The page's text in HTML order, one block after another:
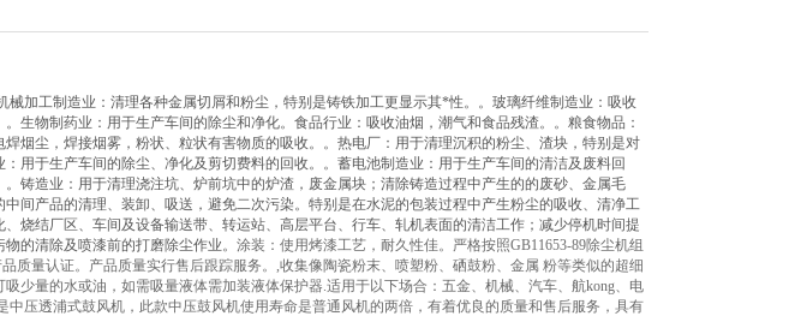
械加工制造业：清理各种金属切屑和粉尘，特别是铸铁加工更显示其*性。。玻璃纤维制造业：吸收
生物制药业：用于生产车间的除尘和净化。食品行业：吸收油烟，潮气和食品残渣。。粮食物品：
烟尘，焊接烟雾，粉状、粒状有害物质的吸收。。热电厂：用于清理沉积的粉尘、渣块，特别是对
用于生产车间的除尘、净化及剪切费料的回收。。蓄电池制造业：用于生产车间的清洁及废料回
铸造业：用于清理浇注坑、炉前坑中的炉渣，废金属块；清除铸造过程中产生的的废砂、金属毛
间产品的清理、装卸、吸送，避免二次污染。特别是在水泥的包装过程中产生粉尘的吸收、清净工
烧结厂区、车间及设备输送带、转运站、高层平台、行车、轧机表面的清洁工作；减少停机时间提
的清除及喷漆前的打磨除尘作业。 涂装：使用烤漆工艺，耐久性佳。严格按照GB11653-89除尘机组
质量认证。产品质量实行售后跟踪服务。,收集像陶瓷粉末、喷塑粉、硒鼓粉、金属 粉等类似的超细
少量的水或油，如需吸量液体需加装液体保护器.适用于以下场合：五金、机械、汽车、航kong、电
压透浦式鼓风机，此款中压鼓风机使用寿命是普通风机的两倍，有着优良的质量和售后服务，具有